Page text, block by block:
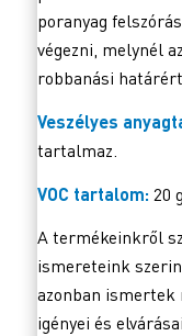
poranyag
végezni, melynél
robbanási
Veszélyes
tartalmaz.
VOC tartalom: 20
A termékeinkről
ismereteink
azonban ismertek
igényei és